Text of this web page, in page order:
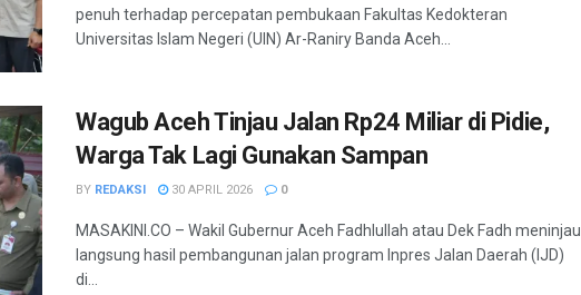
penuh terhadap percepatan pembukaan Fakultas Kedokteran
Universitas Islam Negeri (UIN) Ar-Raniry Banda Aceh...
Wagub Aceh Tinjau Jalan Rp24 Miliar di Pidie,
Warga Tak Lagi Gunakan Sampan
BY REDAKSI 30 APRIL 2026 0
MASAKINI.CO – Wakil Gubernur Aceh Fadhlullah atau Dek Fadh meninjau
langsung hasil pembangunan jalan program Inpres Jalan Daerah (IJD)
di...